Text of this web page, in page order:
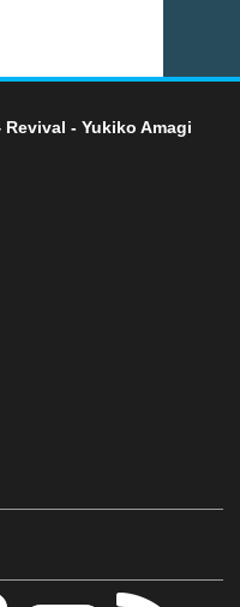
- Yukiko Amagi